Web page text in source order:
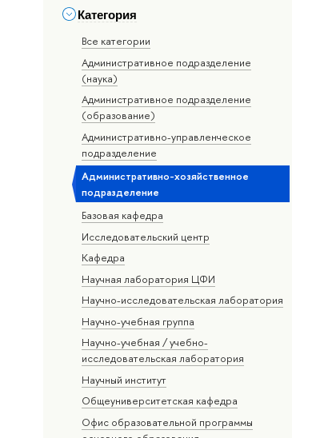
Категория
Все категории
Административное подразделение
(наука)
Административное подразделение
(образование)
Административно-управленческое
подразделение
Административно-хозяйственное
подразделение
Базовая кафедра
Исследовательский центр
Кафедра
Научная лаборатория ЦФИ
Научно-исследовательская лаборатория
Научно-учебная группа
Научно-учебная / учебно-
исследовательская лаборатория
Научный институт
Общеуниверситетская кафедра
Офис образовательной программы